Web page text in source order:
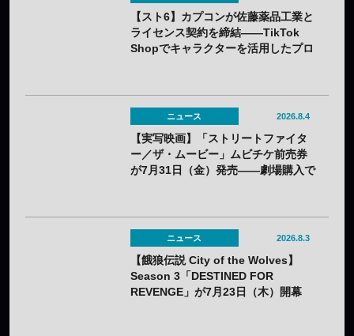
【スト6】カプコンが佐藤薬品工業と
ライセンス契約を締結——TikTok
Shopでキャラクターを活用したプロ
ニュース 2026.8.4
【実写映画】「ストリートファイタ
ー／ザ・ムービー」ムビチケ前売券
が7月31日（金）発売——劇場購入で
ニュース 2026.8.3
【餓狼伝説 City of the Wolves】
Season 3「DESTINED FOR
REVENGE」が7月23日（木）開幕